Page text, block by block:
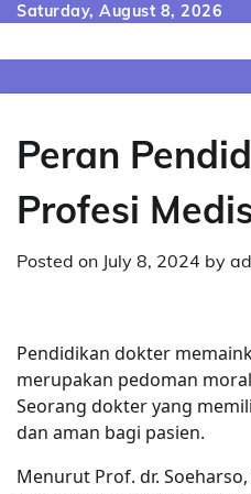
Skip
content
Saturday, August 8, 2026
Peran
Profesi
Posted on July 8, 2024 by
Pendidikan dokter
merupakan pedoman
Seorang dokter yang
dan aman bagi pasien.
Menurut Prof. dr.